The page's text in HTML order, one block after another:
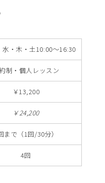
水・木・土10:00～16:30
制・個人レッスン
￥13,200
￥24,200
まで（1回/30分）
4回